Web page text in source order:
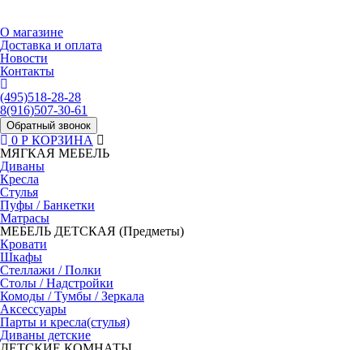
О магазине
Доставка и оплата
Новости
Контакты
(495)518-28-28
8(916)507-30-61
Обратный звонок
0 Р КОРЗИНА
МЯГКАЯ МЕБЕЛЬ
Диваны
Кресла
Стулья
Пуфы / Банкетки
Матрасы
МЕБЕЛЬ ДЕТСКАЯ (Предметы)
Кровати
Шкафы
Стеллажи / Полки
Столы / Надстройки
Комоды / Тумбы / Зеркала
Аксессуары
Парты и кресла(стулья)
Диваны детские